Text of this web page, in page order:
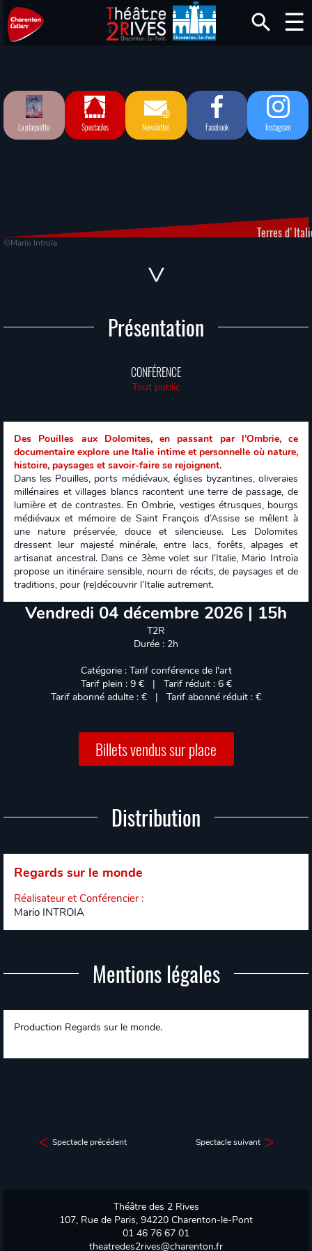
La plaquette Spectacles Newsletter Facebook Instagram
Terres
©Mario Introïa
Présentation
CONFÉRENCE
Tout public
Des Pouilles aux Dolomites, en passant par l’Ombrie, ce
documentaire explore une Italie intime et personnelle où nature,
histoire, paysages et savoir-faire se rejoignent.
Dans les Pouilles, ports médiévaux, églises byzantines, oliveraies
millénaires et villages blancs racontent une terre de passage, de
lumière et de contrastes. En Ombrie, vestiges étrusques, bourgs
médiévaux et mémoire de Saint François d’Assise se mêlent à
une nature préservée, douce et silencieuse. Les Dolomites
dressent leur majesté minérale, entre lacs, forêts, alpages et
artisanat ancestral. Dans ce 3ème volet sur l’Italie, Mario Introïa
propose un itinéraire sensible, nourri de récits, de paysages et de
traditions, pour (re)découvrir l’Italie autrement.
Vendredi 04 décembre 2026 | 15h
T2R
Durée : 2h
Catégorie : Tarif conférence de l'art
Tarif plein : 9 € | Tarif réduit : 6 €
Tarif abonné adulte : € | Tarif abonné réduit : €
Billets vendus sur place
Distribution
Regards sur le monde
Réalisateur et Conférencier :
Mario INTROIA
Mentions légales
Production Regards sur le monde.
Spectacle précédent Spectacle suivant
Théâtre des 2 Rives
107, Rue de Paris, 94220 Charenton-le-Pont
01 46 76 67 01
theatredes2rives@charenton.fr